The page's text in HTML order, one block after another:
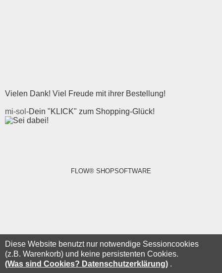
Diese Website benutzt nur notwendige Sessioncookies
(z.B. Warenkorb) und keine persistenten Cookies.
(Was sind Cookies? Datenschutzerklärung) .
Vielen Dank! Viel Freude mit ihrer Bestellung!
mi-sol -Dein "KLICK" zum Shopping-Glück!
FLOW® SHOPSOFTWARE